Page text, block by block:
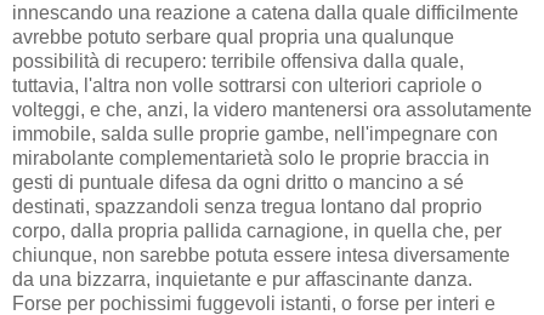
innescando una reazione a catena dalla quale difficilmente
avrebbe potuto serbare qual propria una qualunque
possibilità di recupero: terribile offensiva dalla quale,
tuttavia, l'altra non volle sottrarsi con ulteriori capriole o
volteggi, e che, anzi, la videro mantenersi ora assolutamente
immobile, salda sulle proprie gambe, nell'impegnare con
mirabolante complementarietà solo le proprie braccia in
gesti di puntuale difesa da ogni dritto o mancino a sé
destinati, spazzandoli senza tregua lontano dal proprio
corpo, dalla propria pallida carnagione, in quella che, per
chiunque, non sarebbe potuta essere intesa diversamente
da una bizzarra, inquietante e pur affascinante danza.
Forse per pochissimi fuggevoli istanti, o forse per interi e